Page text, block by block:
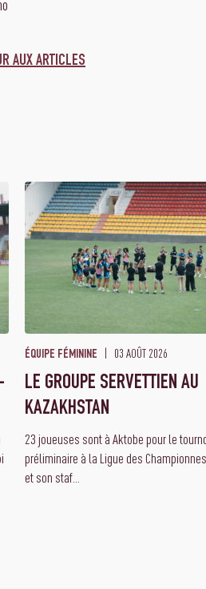
AUX ARTICLES
ÉQUIPE FÉMININE 03 AOÛT 2026
LE GROUPE SERVETTIEN AU
KAZAKHSTAN
23 joueuses sont à Aktobe pour le
préliminaire à la Ligue des
et son staf...